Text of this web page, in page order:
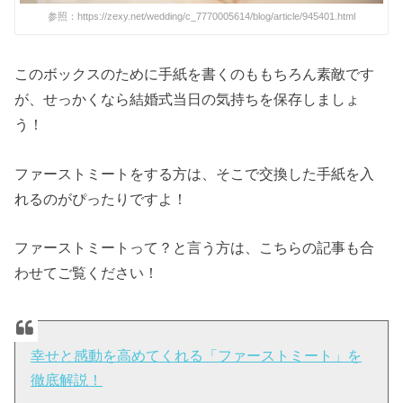
参照：https://zexy.net/wedding/c_7770005614/blog/article/945401.html
このボックスのために手紙を書くのももちろん素敵です
が、せっかくなら結婚式当日の気持ちを保存しましょ
う！
ファーストミートをする方は、そこで交換した手紙を入
れるのがぴったりですよ！
ファーストミートって？と言う方は、こちらの記事も合
わせてご覧ください！
幸せと感動を高めてくれる「ファーストミート」を
徹底解説！